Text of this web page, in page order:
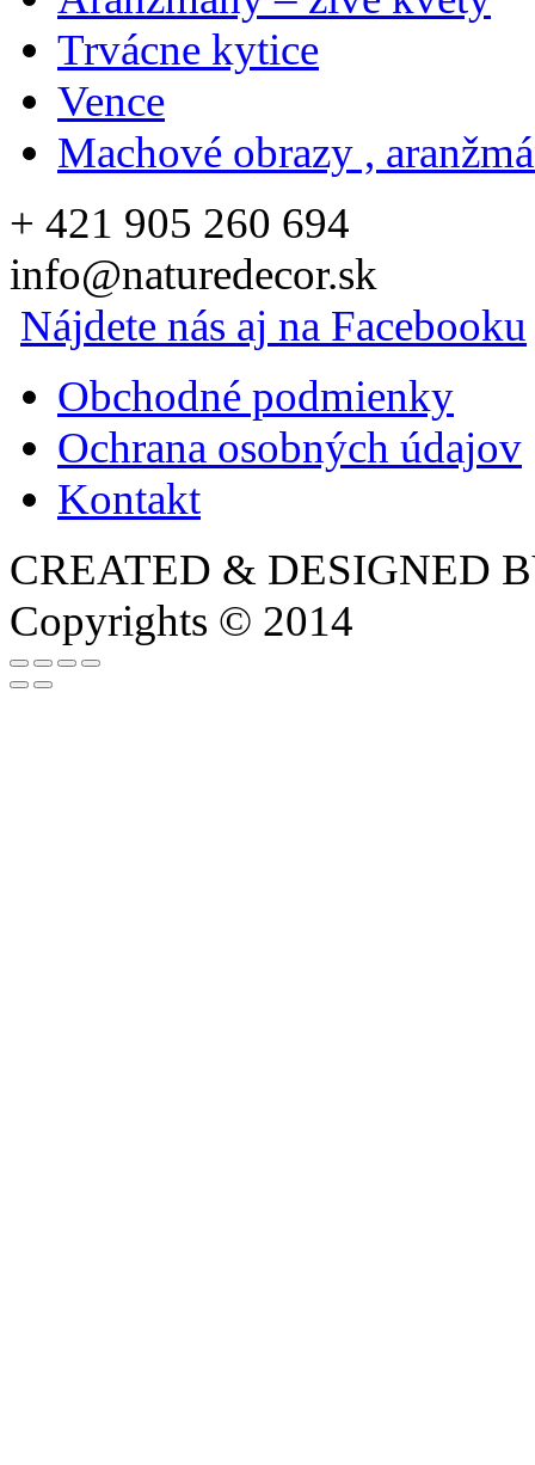
Trvácne kytice
Vence
Machové obrazy ,
+ 421 905 260 694
info@naturedecor.sk
Nájdete nás aj na Facebooku
Obchodné podmienky
Ochrana osobných údajov
Kontakt
CREATED & DESIGNED
Copyrights © 2014